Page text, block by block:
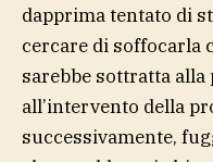
dapprima tentato di
cercare di soffocarla
sarebbe sottratta alla
all’intervento della
successivamente,